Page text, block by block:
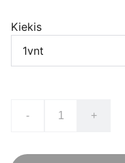
Kiekis
- +